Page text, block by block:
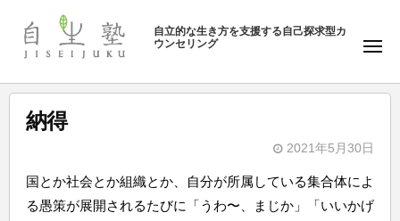
ン
自
塾
自立的な生き方を支援する自己探求型カ
ウンセリング
メ
ュ
ー
納得
2021年5月30日
y
自
国とか社会とか組織とか、自分が所属している集合体によ
る愚策が展開されるたびに「うわ〜、まじか」「いいかげ